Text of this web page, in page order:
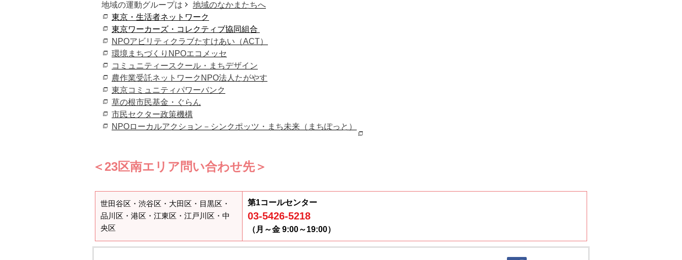
地域の運動グループは 地域のなかまたちへ
東京・生活者ネット ワーク
東京ワーカーズ・コレクティブ協同組合
NPOアビリティクラブたすけあい（ACT）
環境まちづくり NPOエコメッセ
コミュニティースクール・まちデザイン
農作業受託ネットワーク NPO法人たがやす
東京コミュニティパワーバンク
草の根市民基金・ぐらん
市民セクター政策機構
NPOローカルアクション－シンクポッツ・まち未来（まちぽっと）
＜23区南エリア問い合わせ先＞
世田谷区・渋谷区・大田区・目黒区・
品川区・港区・江東区・江戸川区・中
央区
第1コールセンター
03-5426-5218
（月～金 9:00～19:00）